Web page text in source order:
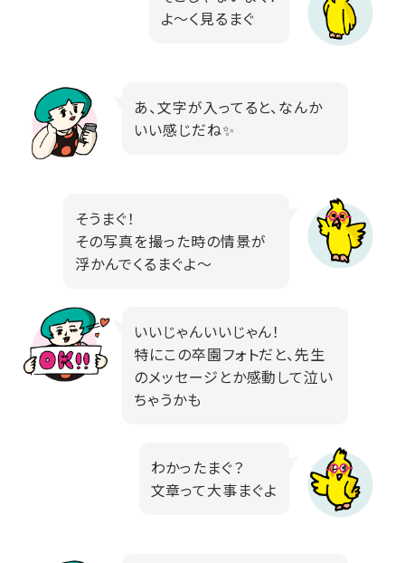
よ～く見るまぐ
あ、文字が入ってると、なんか
いい感じだね✨
そうまぐ！
その写真を撮った時の情景が
浮かんでくるまぐよ～
いいじゃんいいじゃん！
特にこの卒園フォトだと、先生
のメッセージとか感動して泣い
ちゃうかも
わかったまぐ？
文章って大事まぐよ